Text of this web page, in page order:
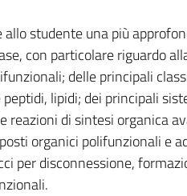
studente una più
con particolare riguardo
delle principali
lipidi; dei principali
reazioni di sintesi organica
organici polifunzionali e
per disconnessione,